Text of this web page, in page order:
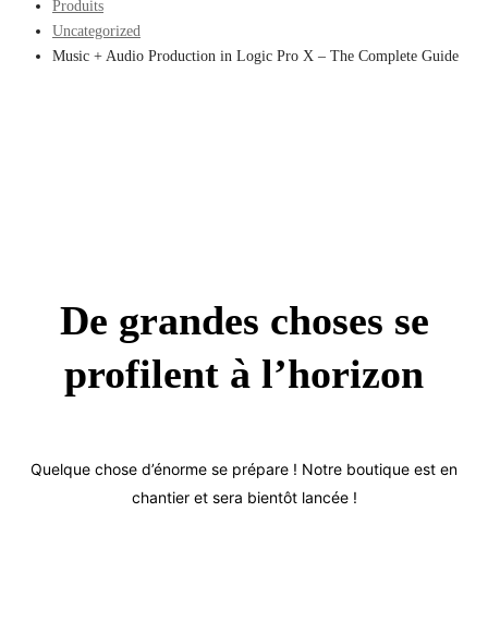
Produits
Uncategorized
Music + Audio Production in Logic Pro X – The Complete Guide
De grandes choses se
profilent à l’horizon
Quelque chose d’énorme se prépare ! Notre boutique est en
chantier et sera bientôt lancée !